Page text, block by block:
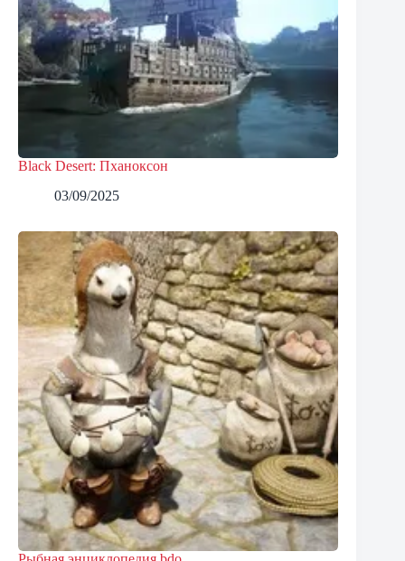
Black Desert: Пханоксон
03/09/2025